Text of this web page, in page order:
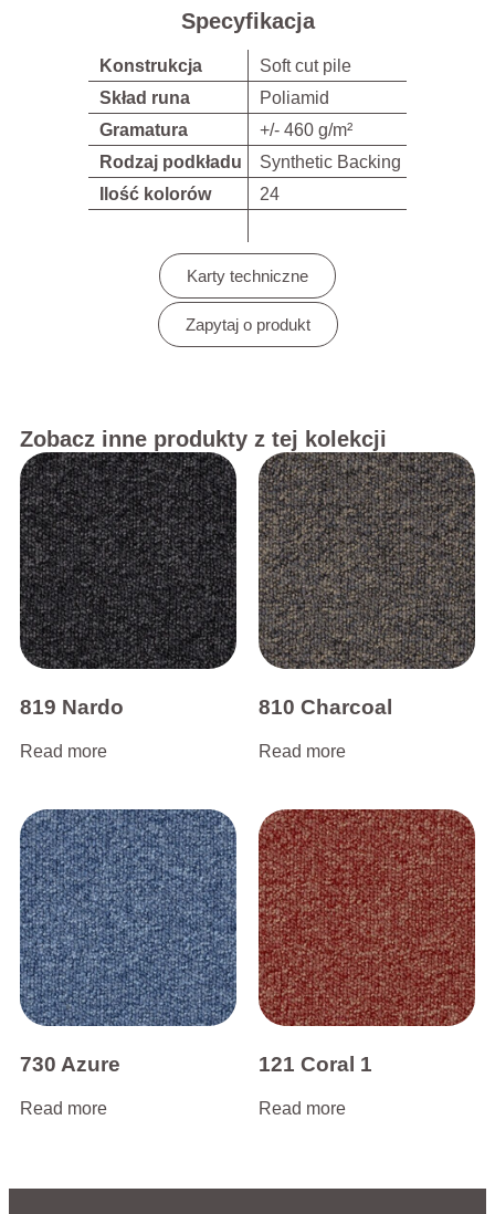
Specyfikacja
Konstrukcja
Soft cut pile
Skład runa
Poliamid
Gramatura
+/- 460 g/m²
Rodzaj podkładu
Synthetic Backing
Ilość kolorów
24
Karty techniczne
Zapytaj o produkt
Zobacz inne produkty z tej kolekcji
819 Nardo
Read more
810 Charcoal
Read more
730 Azure
Read more
121 Coral 1
Read more